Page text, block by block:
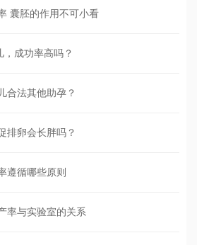
囊胚的作用不可小看
成功率高吗？
合法其他助孕？
排卵会长胖吗？
遵循哪些原则
率与实验室的关系